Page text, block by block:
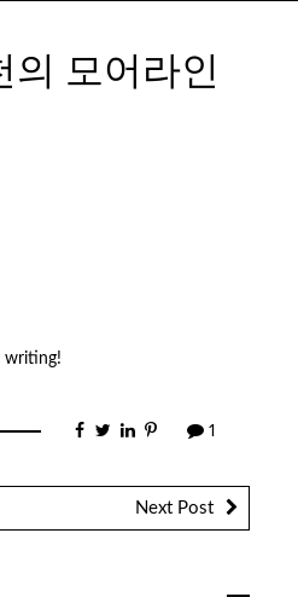
의 모어라인
writing!
1
Next Post